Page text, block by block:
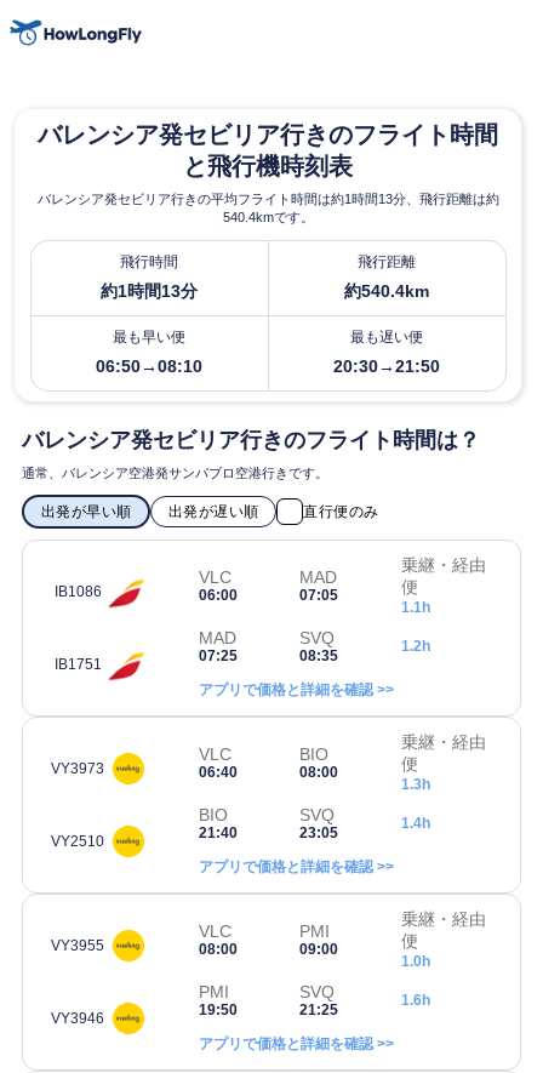
バレンシア発セビリア行きのフライト時間
と飛行機時刻表
バレンシア発セビリア行きの平均フライト時間は約1時間13分、飛行距離は約
540.4kmです。
飛行時間
約1時間13分
飛行距離
約540.4km
最も早い便
06:50→08:10
最も遅い便
20:30→21:50
バレンシア発セビリア行きのフライト時間は？
通常、バレンシア空港発サンパブロ空港行きです。
出発が早い順 出発が遅い順 直行便のみ
IB1086
VLC
06:00
MAD
07:05
乗継・経由
便
1.1h
IB1751
MAD
07:25
SVQ
08:35
1.2h
アプリで価格と詳細を確認 >>
VY3973
VLC
06:40
BIO
08:00
乗継・経由
便
1.3h
VY2510
BIO
21:40
SVQ
23:05
1.4h
アプリで価格と詳細を確認 >>
VY3955
VLC
08:00
PMI
09:00
乗継・経由
便
1.0h
VY3946
PMI
19:50
SVQ
21:25
1.6h
アプリで価格と詳細を確認 >>